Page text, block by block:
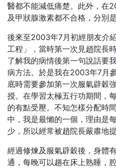
醫都不能減低痛楚。此外，在
及甲狀腺激素都不合格，分別
後來至2003年7月初經朋友介
工程」，當時第一次見趙院長
了解我的病情後第一句說話要
病方法。於是我在2003年7月
底時需要參加第一次服氣辟穀
授。在學習太極五行功期間，
的有點受壓。不知怎樣分配時
中，我是最懶的一個，理由是
少，所以經常被趙院長嚴肅地提
經過修煉及服氣辟穀後，身體
通，每晚可以趟在床上熟睡，